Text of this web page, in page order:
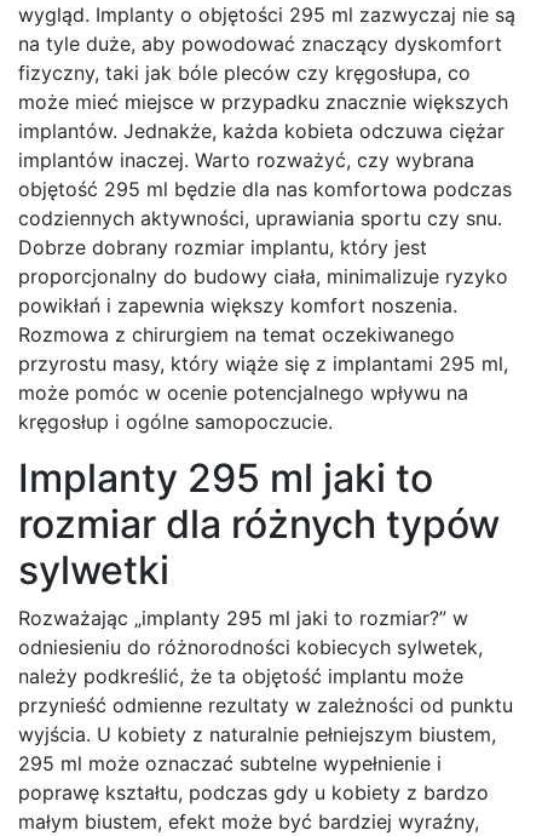
wygląd. Implanty o objętości 295 ml zazwyczaj nie są
na tyle duże, aby powodować znaczący dyskomfort
fizyczny, taki jak bóle pleców czy kręgosłupa, co
może mieć miejsce w przypadku znacznie większych
implantów. Jednakże, każda kobieta odczuwa ciężar
implantów inaczej. Warto rozważyć, czy wybrana
objętość 295 ml będzie dla nas komfortowa podczas
codziennych aktywności, uprawiania sportu czy snu.
Dobrze dobrany rozmiar implantu, który jest
proporcjonalny do budowy ciała, minimalizuje ryzyko
powikłań i zapewnia większy komfort noszenia.
Rozmowa z chirurgiem na temat oczekiwanego
przyrostu masy, który wiąże się z implantami 295 ml,
może pomóc w ocenie potencjalnego wpływu na
kręgosłup i ogólne samopoczucie.
Implanty 295 ml jaki to
rozmiar dla różnych typów
sylwetki
Rozważając „implanty 295 ml jaki to rozmiar?” w
odniesieniu do różnorodności kobiecych sylwetek,
należy podkreślić, że ta objętość implantu może
przynieść odmienne rezultaty w zależności od punktu
wyjścia. U kobiety z naturalnie pełniejszym biustem,
295 ml może oznaczać subtelne wypełnienie i
poprawę kształtu, podczas gdy u kobiety z bardzo
małym biustem, efekt może być bardziej wyraźny,